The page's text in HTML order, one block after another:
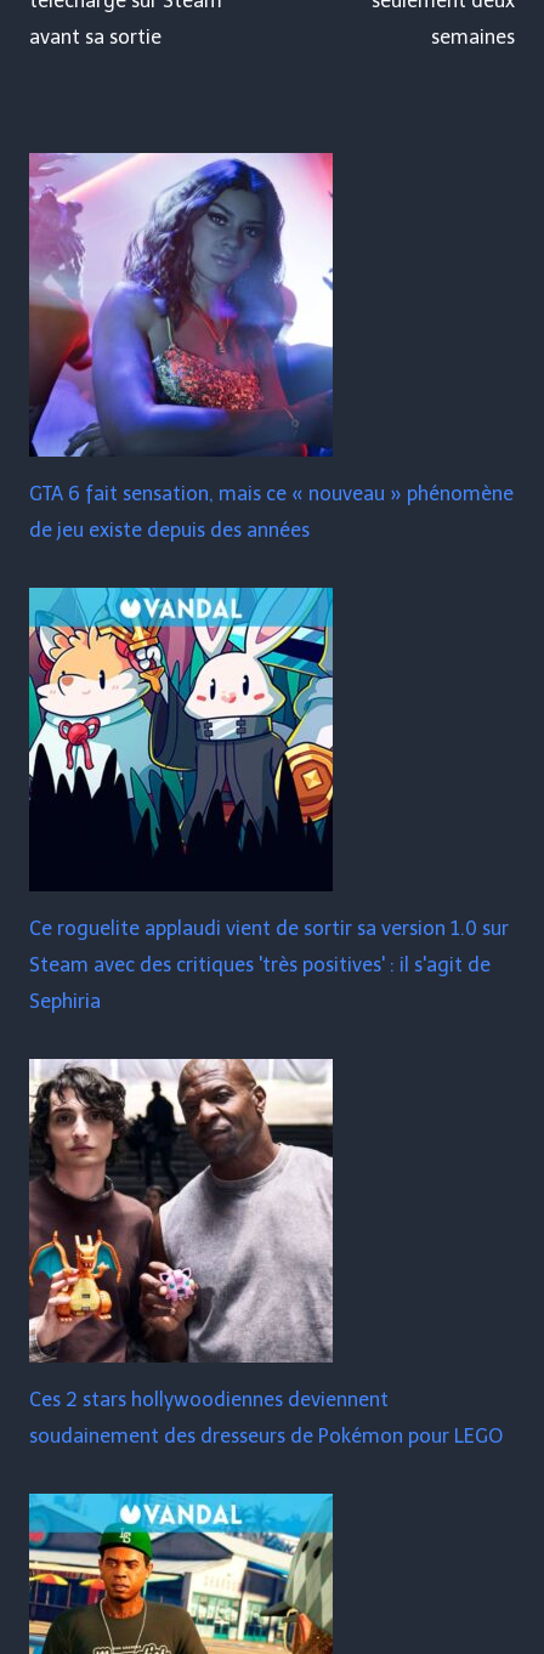
avant sa sortie
semaines
GTA 6 fait sensation, mais ce « nouveau » phénomène
de jeu existe depuis des années
Ce roguelite applaudi vient de sortir sa version 1.0 sur
Steam avec des critiques 'très positives' : il s'agit de
Sephiria
Ces 2 stars hollywoodiennes deviennent
soudainement des dresseurs de Pokémon pour LEGO